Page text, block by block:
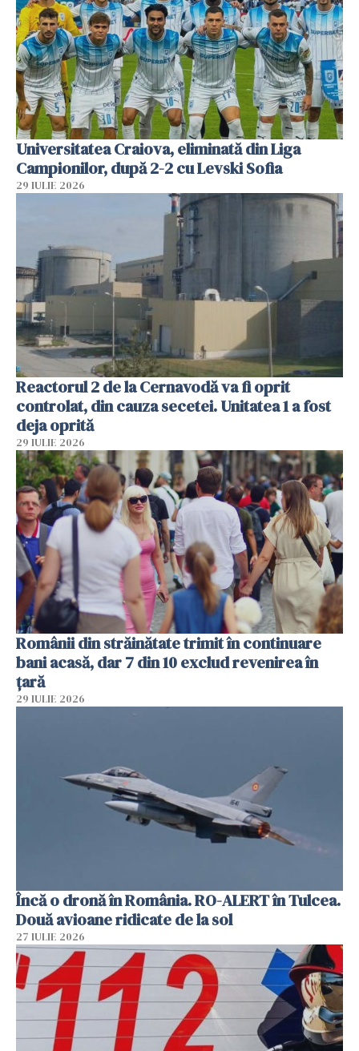
Universitatea Craiova, eliminată din Liga
Campionilor, după 2-2 cu Levski Sofia
29 IULIE 2026
Reactorul 2 de la Cernavodă va fi oprit
controlat, din cauza secetei. Unitatea 1 a fost
deja oprită
29 IULIE 2026
Românii din străinătate trimit în continuare
bani acasă, dar 7 din 10 exclud revenirea în
țară
29 IULIE 2026
Încă o dronă în România. RO-ALERT în Tulcea.
Două avioane ridicate de la sol
27 IULIE 2026